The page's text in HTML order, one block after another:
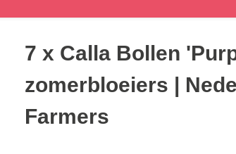
7 x Calla Bollen
zomerbloeiers |
Farmers